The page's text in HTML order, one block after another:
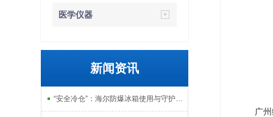
医学仪器
新闻资讯
“安全冷仓”：海尔防爆冰箱使用与守护指南
广